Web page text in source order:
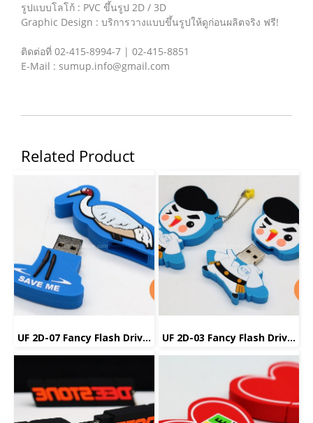
รูปแบบโลโก้ : PVC ขึ้นรูป 2D / 3D
Graphic Design : บริการวางแบบขึ้นรูปให้ดูก่อนผลิตจริง ฟรี!
ติดต่อที่ 02-415-8994-7 | 02-415-8851
E-Mail : sumup.info@gmail.com
Related Product
UF 2D-07 Fancy Flash Drive แฟลชไดร์ฟ แฟนซี UF 2D-03 Fancy Flash Drive แฟลชไดร์ฟ แฟนซี